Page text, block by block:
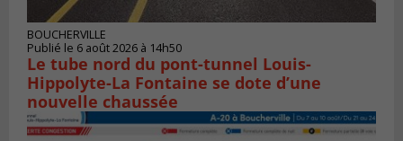
BOUCHERVILLE
Publié le 6 août 2026 à 14h50
Le tube nord du pont-tunnel Louis-
Hippolyte-La Fontaine se dote d’une
nouvelle chaussée